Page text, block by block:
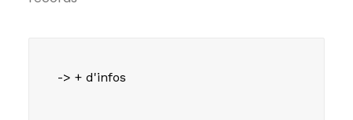
-> + d'infos